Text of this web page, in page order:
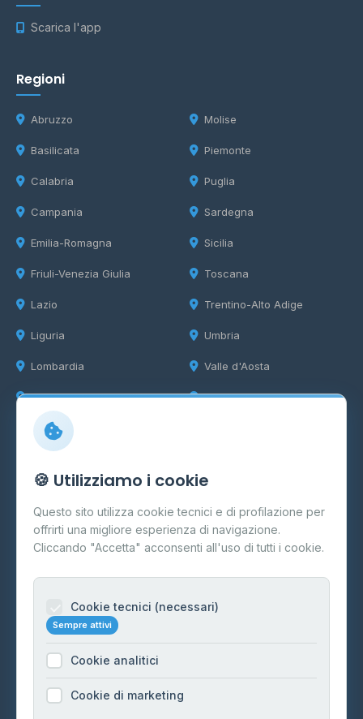
Scarica l'app
Regioni
Abruzzo
Basilicata
Calabria
Campania
Emilia-Romagna
Friuli-Venezia Giulia
Lazio
Liguria
Lombardia
Marche
Molise
Piemonte
Puglia
Sardegna
Sicilia
Toscana
Trentino-Alto Adige
Umbria
Valle d'Aosta
Veneto
Info
Cos'è il GPL
FAQ
Contatti
Informazioni legali
Cookie Policy
Preferenze Cookie
🍪 Utilizziamo i cookie
Questo sito utilizza cookie tecnici e di profilazione per
offrirti una migliore esperienza di navigazione.
Cliccando "Accetta" acconsenti all'uso di tutti i cookie.
Cookie tecnici (necessari)
Sempre attivi
Cookie analitici
Cookie di marketing